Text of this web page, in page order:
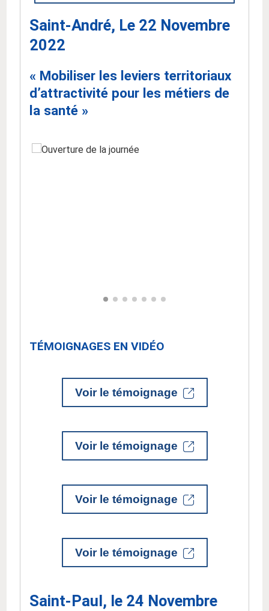
Saint-André, Le 22 Novembre
2022
« Mobiliser les leviers territoriaux
d’attractivité pour les métiers de
la santé »
TÉMOIGNAGES EN VIDÉO
Voir le témoignage
Voir le témoignage
Voir le témoignage
Voir le témoignage
Saint-Paul, le 24 Novembre